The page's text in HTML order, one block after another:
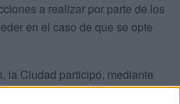
a realizar por parte de los
en el caso de que se opte
la Ciudad participó, mediante
celebrada por parte de la